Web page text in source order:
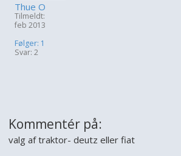
Thue O
Tilmeldt:
feb 2013
Følger: 1
Svar: 2
Kommentér på:
valg af traktor- deutz eller fiat